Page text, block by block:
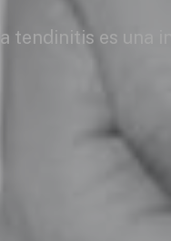
La tendinitis es una